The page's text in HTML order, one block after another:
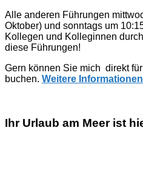
Alle anderen Führungen
Oktober) und sonntags um
Kollegen und Kolleginnen
diese Führungen!
Gern können Sie mich direkt
buchen. Weitere Informationen
Ihr Urlaub am Meer ist